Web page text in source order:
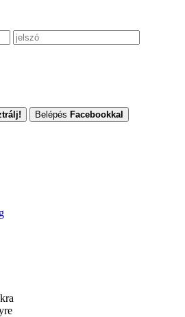
Belépés Facebookkal